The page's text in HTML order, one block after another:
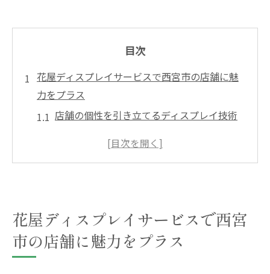
目次
花屋ディスプレイサービスで西宮市の店舗に魅
力をプラス
店舗の個性を引き立てるディスプレイ技術
花屋サービスで季節感を演出する方法
ト
店舗のブランドイメージを高める花の選び
方
花屋ディスプレイサービスで西宮
市の店舗に魅力をプラス